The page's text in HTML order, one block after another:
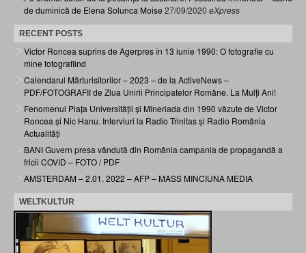
de duminică de Elena Solunca Moise 27/09/2020 eXpress
RECENT POSTS
Victor Roncea suprins de Agerpres în 13 iunie 1990: O fotografie cu
mine fotografiind
Calendarul Mărturisitorilor – 2023 – de la ActiveNews –
PDF/FOTOGRAFII de Ziua Unirii Principatelor Române. La Mulți Ani!
Fenomenul Piața Universității și Mineriada din 1990 văzute de Victor
Roncea și Nic Hanu. Interviuri la Radio Trinitas și Radio România
Actualități
BANI Guvern presa vândută din România campania de propagandă a
fricii COVID – FOTO / PDF
AMSTERDAM – 2.01. 2022 – AFP – MASS MINCIUNA MEDIA
WELTKULTUR